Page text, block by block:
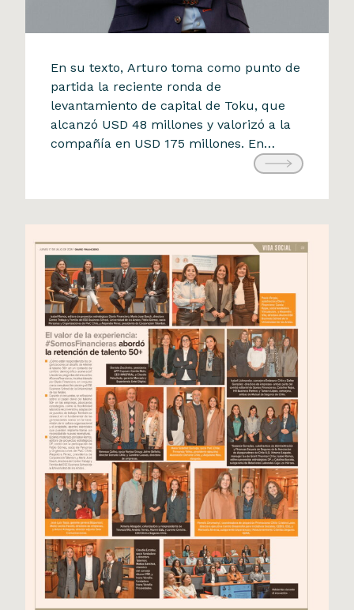
La Tercera
Arturo Herrera analiza el
impacto de las startups
chilenas en la economía
tradicional
En su texto, Arturo toma como punto de
partida la reciente ronda de
levantamiento de capital de Toku, que
alcanzó USD 48 millones y valorizó a la
compañía en USD 175 millones. En
apenas cinco años, una startup que
clientes logró superar los 170 mil